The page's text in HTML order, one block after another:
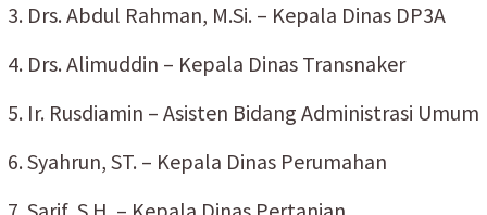
3. Drs. Abdul Rahman, M.Si. – Kepala Dinas DP3A
4. Drs. Alimuddin – Kepala Dinas Transnaker
5. Ir. Rusdiamin – Asisten Bidang Administrasi Umum
6. Syahrun, ST. – Kepala Dinas Perumahan